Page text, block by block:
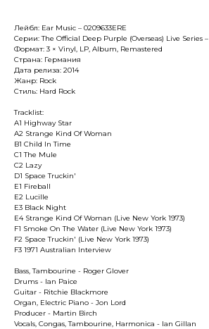
Лейбл: Ear Music ‎– 0209633ERE
Серии: The Official Deep Purple (Overseas) Live Series –
Формат: 3 × Vinyl, LP, Album, Remastered
Страна: Германия
Дата релиза: 2014
Жанр: Rock
Стиль: Hard Rock
Tracklist:
A1 Highway Star
A2 Strange Kind Of Woman
B1 Child In Time
C1 The Mule
C2 Lazy
D1 Space Truckin'
E1 Fireball
E2 Lucille
E3 Black Night
E4 Strange Kind Of Woman (Live New York 1973)
F1 Smoke On The Water (Live New York 1973)
F2 Space Truckin' (Live New York 1973)
F3 1971 Australian Interview
Bass, Tambourine - Roger Glover
Drums - Ian Paice
Guitar - Ritchie Blackmore
Organ, Electric Piano - Jon Lord
Producer - Martin Birch
Vocals, Congas, Tambourine, Harmonica - Ian Gillan